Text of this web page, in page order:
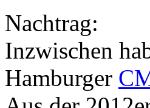
Nachtrag:
Inzwischen
Hamburger